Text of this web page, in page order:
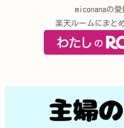
miconanaの
楽天ルームにまと